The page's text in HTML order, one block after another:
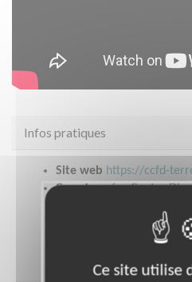
Infos pratiques
Site web https://ccfd-
CoordonnéesCentre
Ce site utilise